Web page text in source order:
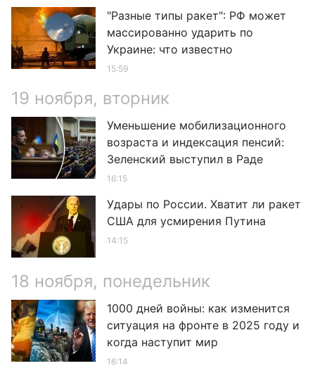
"Разные типы ракет": РФ может
массированно ударить по
Украине: что известно
15:59
19 ноября, вторник
Уменьшение мобилизационного
возраста и индексация пенсий:
Зеленский выступил в Раде
16:15
Удары по России. Хватит ли ракет
США для усмирения Путина
14:15
18 ноября, понедельник
1000 дней войны: как изменится
ситуация на фронте в 2025 году и
когда наступит мир
16:14